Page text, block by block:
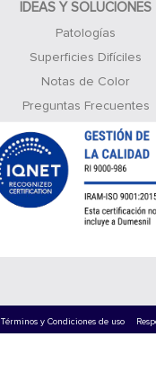
IDEAS Y SOLUCIONES
Patologías
Superficies Difíciles
Notas de Color
Preguntas Frecuentes
Términos y Condiciones de uso